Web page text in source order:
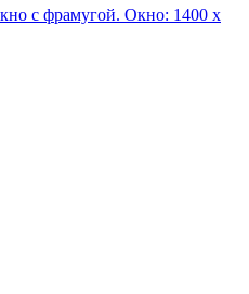
с фрамугой. Окно: 1400 x